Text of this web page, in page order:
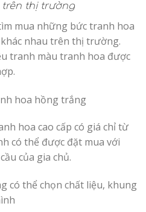
trên thị trường
mua những bức tranh hoa
nhau trên thị trường.
tranh màu tranh hoa được
hoa cao cấp có giá chỉ từ
có thể được đặt mua với
của gia chủ.
có thể chọn chất liệu, khung